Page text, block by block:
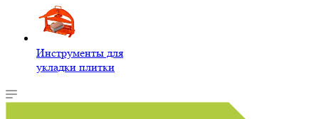
Инструменты для
укладки плитки